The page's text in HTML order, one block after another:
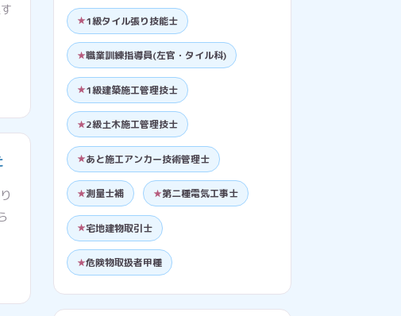
1級タイル張り技能士
職業訓練指導員(左官・タイル科)
1級建築施工管理技士
2級土木施工管理技士
あと施工アンカー技術管理士
測量士補 第二種電気工事士
宅地建物取引士
危険物取扱者甲種